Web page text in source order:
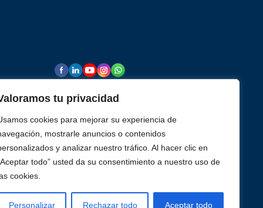
tu privacidad
cookies para mejorar su experiencia de
mostrarle anuncios o contenidos
y analizar nuestro tráfico. Al hacer clic en
todo” usted da su consentimiento a nuestro uso de
cookies.
Personalizar Rechazar todo Aceptar todo
de